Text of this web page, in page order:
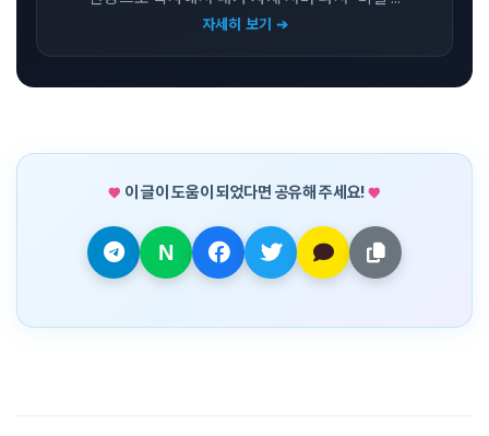
자세히 보기 ➔
이 글이 도움이 되었다면 공유해 주세요!